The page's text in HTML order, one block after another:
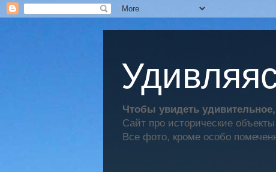
Чтобы увидеть
Сайт про исторические
Все фото, кроме особо